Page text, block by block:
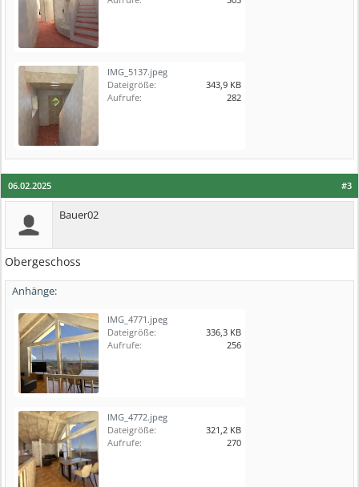
IMG_5137.jpeg
Dateigröße:
343,9 KB
Aufrufe:
282
#3
06.02.2025
Bauer02
Obergeschoss
Anhänge:
IMG_4771.jpeg
Dateigröße:
336,3 KB
Aufrufe:
256
IMG_4772.jpeg
Dateigröße:
321,2 KB
Aufrufe:
270